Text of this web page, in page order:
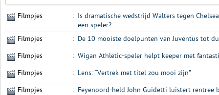
Filmpjes : Is dramatische wedstrijd Walters tegen
een speler?
Filmpjes
: De 10 mooiste doelpunten van Juventus tot
Filmpjes : Wigan Athletic-speler helpt keeper met
Filmpjes : Lens: “Vertrek met titel zou mooi zijn”
Filmpjes : Feyenoord-held John Guidetti luistert rentree